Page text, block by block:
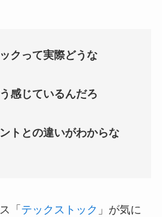
クって実際どうな
感じているんだろ
トとの違いがわからな
「 テックストック 」が気に